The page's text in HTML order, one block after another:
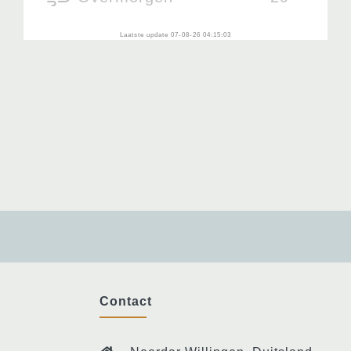
Laatste update 07-08-26 04:15:03
Contact